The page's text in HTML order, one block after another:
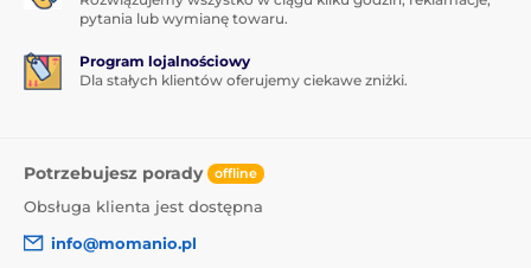
pytania lub wymianę towaru.
Program lojalnościowy
Dla stałych klientów oferujemy ciekawe zniżki.
Potrzebujesz porady offline
Obsługa klienta jest dostępna
info@momanio.pl